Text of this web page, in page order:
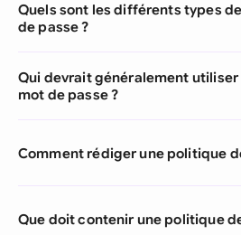
Quels sont les différents types
de passe ?
Qui devrait généralement
mot de passe ?
Comment rédiger une politique
Que doit contenir une politique